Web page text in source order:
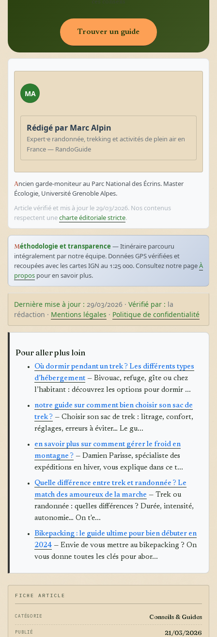
ces conseils
Trouver un guide
MA
Rédigé par Marc Alpin
Expert·e randonnée, trekking et activités de plein air en
France — RandoGuide
Ancien garde-moniteur au Parc National des Écrins. Master
Écologie, Université Grenoble Alpes.
Article vérifié et mis à jour le 29/03/2026. Nos contenus
respectent unecharte éditoriale stricte.
Méthodologie et transparence — Itinéraire parcouru
intégralement par notre équipe. Données GPS vérifiées et
recoupées avec les cartes IGN au 1:25 000. Consultez notre pageÀ
propos pour en savoir plus.
Dernière mise à jour : 29/03/2026 · Vérifié par : la
rédaction · Mentions légales · Politique de confidentialité
Pour aller plus loin
Où dormir pendant un trek ? Les différents types
d’hébergement — Bivouac, refuge, gîte ou chez
l’habitant : découvrez les options pour dormir ...
notre guide sur comment bien choisir son sac de
trek ? — Choisir son sac de trek : litrage, confort,
réglages, erreurs à éviter… Le gu...
en savoir plus sur comment gérer le froid en
montagne ? — Damien Parisse, spécialiste des
expéditions en hiver, vous explique dans ce t...
Quelle différence entre trek et randonnée ? Le
match des amoureux de la marche — Trek ou
randonnée : quelles différences ? Durée, intensité,
autonomie… On t'e...
Bikepacking : le guide ultime pour bien débuter en
2024 — Envie de vous mettre au bikepacking ? On
vous donne toutes les clés pour abor...
FICHE ARTICLE
CATÉGORIE Conseils & Guides
PUBLIÉ 21/03/2026